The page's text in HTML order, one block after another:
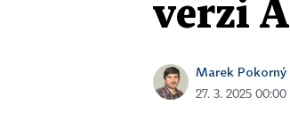
verzi
Marek Pokorný
27. 3. 2025